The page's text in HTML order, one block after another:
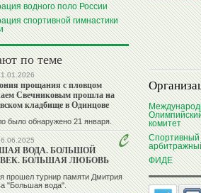
водного поло России
спортивной гимнастики
по теме
прощания с пловцом
Свечниковым прошла на
кладбище в Одинцове
было обнаружено 21 января.
ВОДА. БОЛЬШОЙ
БОЛЬШАЯ ЛЮБОВЬ
прошел турнир памяти Дмитрия
"Большая вода".
комитет
Спортивный
ФИДЕ